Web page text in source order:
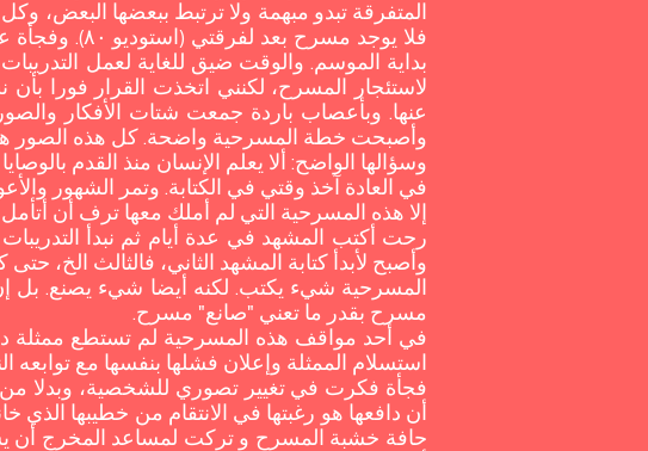
المتفرقة تبدو مبهمة ولا ترتبط ببعضها البعض،
فلا يوجد
بداية الموسم. والوقت ضيق للغاية لعمل
لاستئجار المسرح، لكنني اتخذت القرار فورا
عنها. وبأعصاب باردة جمعت شتات الأفكار
وأصبحت خطة المسرحية واضحة. ‏كل هذه الصور هي
وسؤالها الواضح: ألا يعلم الإنسان منذ القدم
في العادة آخذ وقتي في الكتابة. وتمر الشهور
إلا هذه المسرحية التي لم أملك ‏معها ترف أن
رحت أكتب المشهد في عدة أيام ثم نبدأ
وأصبح لأبدأ كتابة المشهد الثاني، فالثالث الخ،
مسرح بقدر ما تعني "صانع" مسرح.
في أحد مواقف هذه المسرحية لم ‏تستطع ممثلة
استسلام الممثلة وإعلان فشلها بنفسها مع
فجأة فكرت في تغيير تصوري للشخصية، وبدلا من
أن دافعها هو رغبتها في الانتقام من خطيبها
حافة خشبة المسرح و تركت لمساعد المخرج أن